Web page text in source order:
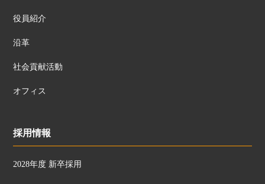
役員紹介
沿革
社会貢献活動
オフィス
採用情報
2028年度 新卒採用